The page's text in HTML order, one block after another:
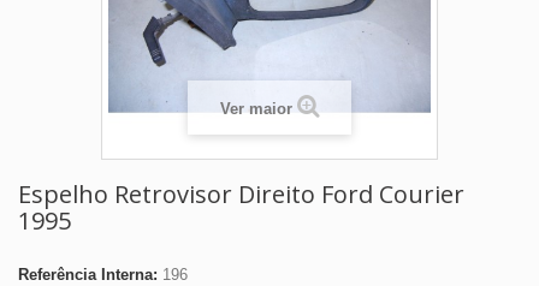
Ver maior
Espelho Retrovisor Direito Ford Courier
1995
Referência Interna: 196